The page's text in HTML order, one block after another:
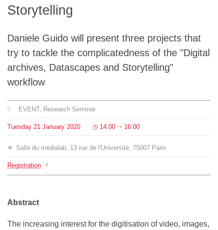
Team
The médialab
FR|EN
Storytelling
Daniele Guido will present three projects that
try to tackle the complicatedness of the "Digital
archives, Datascapes and Storytelling"
workflow
EVENT, Research Seminar
Tuesday 21 January 2020 14:00 ⇥ 16:00
Salle du médialab, 13 rue de l'Université, 75007 Paris
Registration
Abstract
The increasing interest for the digitisation of video, images,